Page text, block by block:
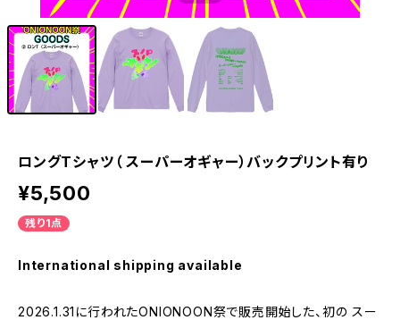
ロングTシャツ（ スーパーオギャー）バックプリント有り
¥5,500
残り1点
International shipping available
2026.1.31に行われたONIONOON祭で販売開始した、初の スー